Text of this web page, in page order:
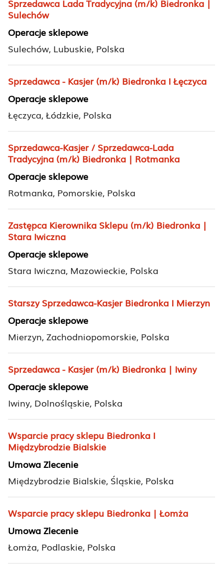
Sprzedawca Lada Tradycyjna (m/k) Biedronka |
Sulechów
Operacje sklepowe
Sulechów, Lubuskie, Polska
Sprzedawca - Kasjer (m/k) Biedronka I Łęczyca
Operacje sklepowe
Łęczyca, Łódzkie, Polska
Sprzedawca-Kasjer / Sprzedawca-Lada
Tradycyjna (m/k) Biedronka | Rotmanka
Operacje sklepowe
Rotmanka, Pomorskie, Polska
Zastępca Kierownika Sklepu (m/k) Biedronka |
Stara Iwiczna
Operacje sklepowe
Stara Iwiczna, Mazowieckie, Polska
Starszy Sprzedawca-Kasjer Biedronka I Mierzyn
Operacje sklepowe
Mierzyn, Zachodniopomorskie, Polska
Sprzedawca - Kasjer (m/k) Biedronka | Iwiny
Operacje sklepowe
Iwiny, Dolnośląskie, Polska
Wsparcie pracy sklepu Biedronka I
Międzybrodzie Bialskie
Umowa Zlecenie
Międzybrodzie Bialskie, Śląskie, Polska
Wsparcie pracy sklepu Biedronka | Łomża
Umowa Zlecenie
Łomża, Podlaskie, Polska